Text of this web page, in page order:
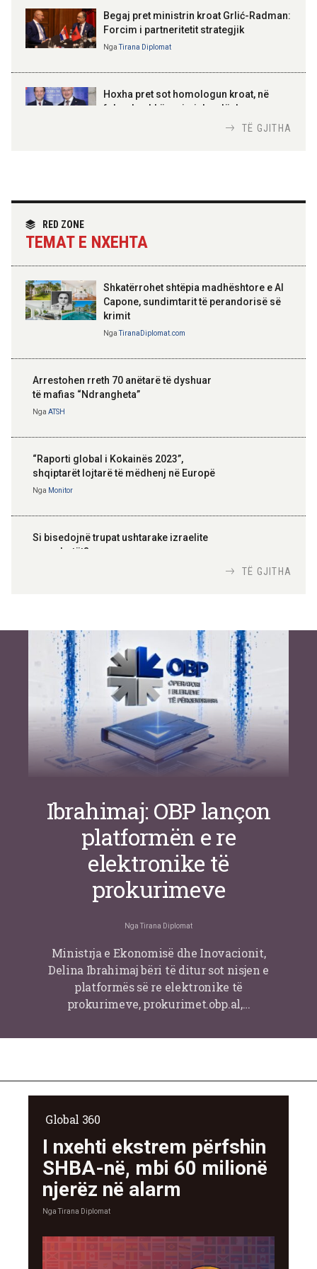
Kosovë!
100-vjetori i themelimit të
Urdhrit të Skënderbeut
Begaj pret ministrin kroat Grlić-Radman:
Forcim i partneritetit strategjik
NgaTirana Diplomat
Hoxha pret sot homologun kroat, në
fokus bashkëpunimi dypalësh
partneritetit strategjik
TË GJITHA
RED ZONE
TEMAT E NXEHTA
Shkatërrohet shtëpia madhështore e Al
Capone, sundimtarit të perandorisë së
krimit
NgaTiranaDiplomat.com
Arrestohen rreth 70 anëtarë të dyshuar
të mafias “Ndrangheta”
Nga ATSH
“Raporti global i Kokainës 2023”,
shqiptarët lojtarë të mëdhenj në Europë
Nga Monitor
Si bisedojnë trupat ushtarake izraelite
me robotët?
inteligjente izraelite
Or Shalom
TË GJITHA
Ibrahimaj: OBP lançon
platformën e re
elektronike të
prokurimeve
Nga Tirana Diplomat
Ministrja e Ekonomisë dhe Inovacionit,
Delina Ibrahimaj bëri të ditur sot nisjen e
platformës së re elektronike të
prokurimeve, prokurimet.obp.al,…
Global 360
I nxehti ekstrem përfshin
SHBA-në, mbi 60 milionë
njerëz në alarm
NgaTirana Diplomat